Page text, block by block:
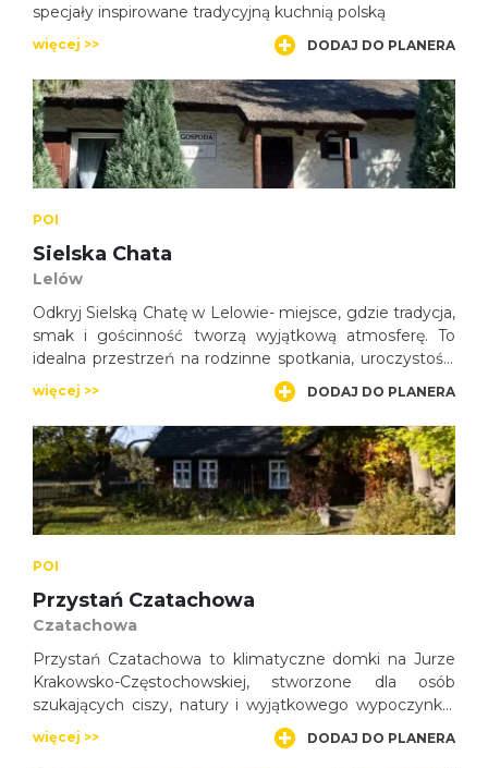
specjały inspirowane tradycyjną kuchnią polską
więcej >> DODAJ DO PLANERA
POI
Sielska Chata
Lelów
Odkryj Sielską Chatę w Lelowie- miejsce, gdzie tradycja,
smak i gościnność tworzą wyjątkową atmosferę. To
idealna przestrzeń na rodzinne spotkania, uroczystości
oraz odpoczynek przy domowej kuchni w sercu Jury
Krakowsko-Częstochowskiej.
więcej >> DODAJ DO PLANERA
POI
Przystań Czatachowa
Czatachowa
Przystań Czatachowa to klimatyczne domki na Jurze
Krakowsko-Częstochowskiej, stworzone dla osób
szukających ciszy, natury i wyjątkowego wypoczynku.
Zabytkowy Dom Antoniego oraz nowoczesne Domki
Tereski i Józefa zapewniają komfortowy pobyt w
więcej >> DODAJ DO PLANERA